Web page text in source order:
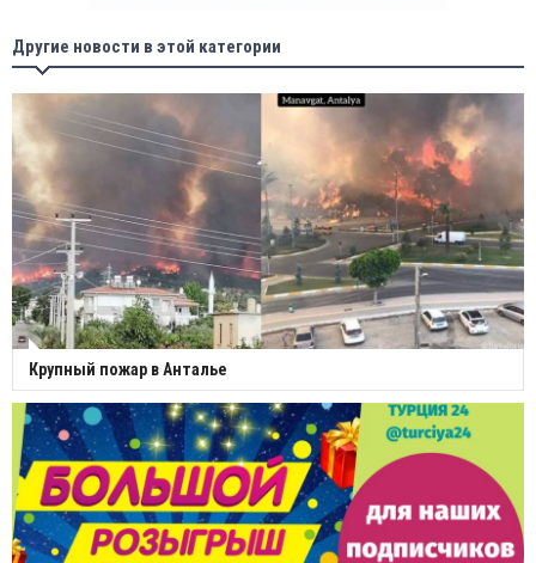
Другие новости в этой категории
Крупный пожар в Анталье